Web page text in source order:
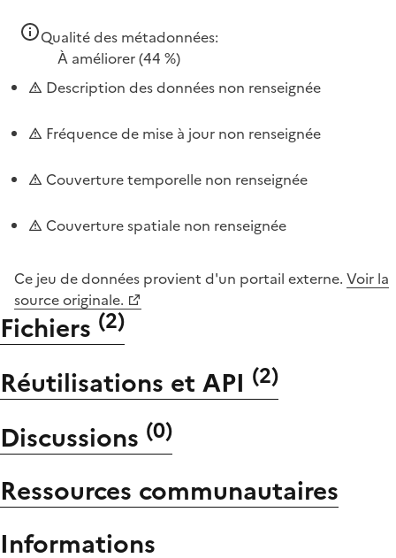
Qualité des métadonnées:
À améliorer(44 %)
Description des données non renseignée
Fréquence de mise à jour non renseignée
Couverture temporelle non renseignée
Couverture spatiale non renseignée
Ce jeu de données provient d'un portail externe. Voir la
source originale.
Fichiers (2)
Réutilisations et API (2)
Discussions (0)
Ressources communautaires
Informations